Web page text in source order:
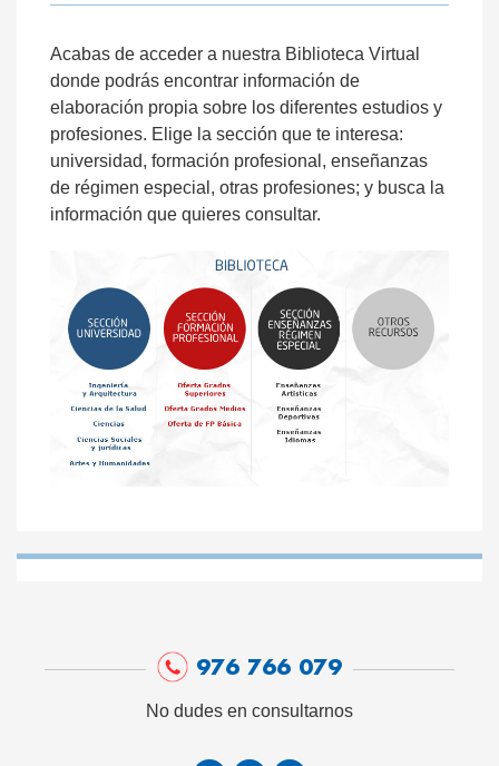
Acabas de acceder a nuestra Biblioteca Virtual
donde podrás encontrar información de
elaboración propia sobre los diferentes estudios y
profesiones. Elige la sección que te interesa:
universidad, formación profesional, enseñanzas
de régimen especial, otras profesiones; y busca la
información que quieres consultar.
976 766 079
No dudes en consultarnos